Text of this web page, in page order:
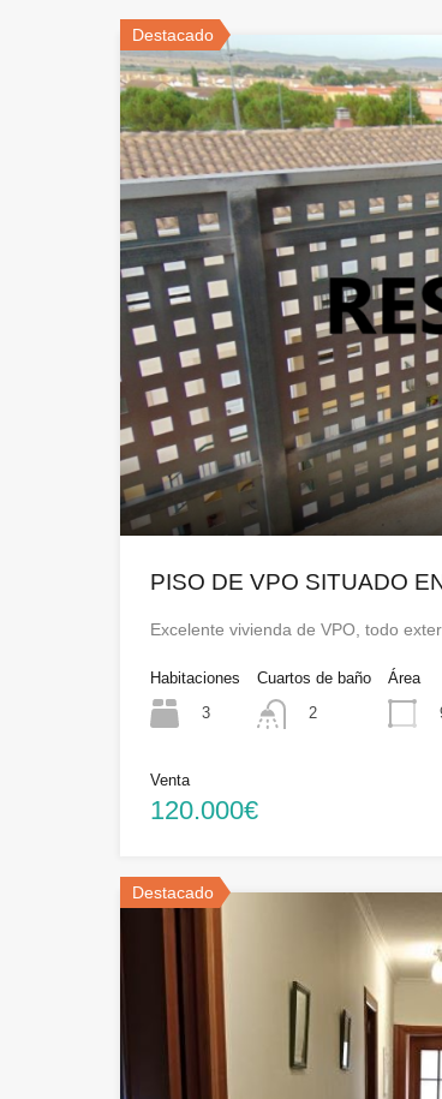
Destacado
PISO DE VPO SITUADO
Excelente vivienda de VPO, todo
Habitaciones
3
Cuartos de baño
2
Área
Venta
120.000€
Destacado